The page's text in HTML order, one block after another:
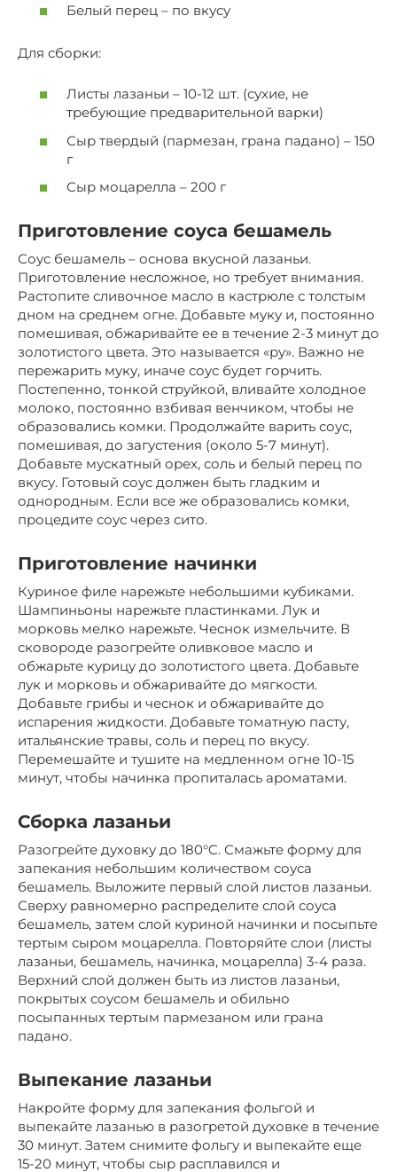
Белый перец – по вкусу
Для сборки:
Листы лазаньи – 10-12 шт. (сухие, не
требующие предварительной варки)
Сыр твердый (пармезан, грана падано) – 150
г
Сыр моцарелла – 200 г
Приготовление соуса бешамель
Соус бешамель – основа вкусной лазаньи.
Приготовление несложное, но требует внимания.
Растопите сливочное масло в кастрюле с толстым
дном на среднем огне. Добавьте муку и, постоянно
помешивая, обжаривайте ее в течение 2-3 минут до
золотистого цвета. Это называется «ру». Важно не
пережарить муку, иначе соус будет горчить.
Постепенно, тонкой струйкой, вливайте холодное
молоко, постоянно взбивая венчиком, чтобы не
образовались комки. Продолжайте варить соус,
помешивая, до загустения (около 5-7 минут).
Добавьте мускатный орех, соль и белый перец по
вкусу. Готовый соус должен быть гладким и
однородным. Если все же образовались комки,
процедите соус через сито.
Приготовление начинки
Куриное филе нарежьте небольшими кубиками.
Шампиньоны нарежьте пластинками. Лук и
морковь мелко нарежьте. Чеснок измельчите. В
сковороде разогрейте оливковое масло и
обжарьте курицу до золотистого цвета. Добавьте
лук и морковь и обжаривайте до мягкости.
Добавьте грибы и чеснок и обжаривайте до
испарения жидкости. Добавьте томатную пасту,
итальянские травы, соль и перец по вкусу.
Перемешайте и тушите на медленном огне 10-15
минут, чтобы начинка пропиталась ароматами.
Сборка лазаньи
Разогрейте духовку до 180°C. Смажьте форму для
запекания небольшим количеством соуса
бешамель. Выложите первый слой листов лазаньи.
Сверху равномерно распределите слой соуса
бешамель, затем слой куриной начинки и посыпьте
тертым сыром моцарелла. Повторяйте слои (листы
лазаньи, бешамель, начинка, моцарелла) 3-4 раза.
Верхний слой должен быть из листов лазаньи,
покрытых соусом бешамель и обильно
посыпанных тертым пармезаном или грана
падано.
Выпекание лазаньи
Накройте форму для запекания фольгой и
выпекайте лазанью в разогретой духовке в течение
30 минут. Затем снимите фольгу и выпекайте еще
15-20 минут, чтобы сыр расплавился и